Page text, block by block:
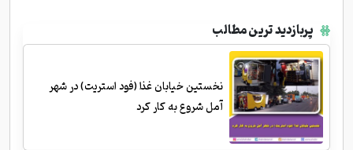
پربازدید ترین مطالب
نخستین خیابان غذا (فود استریت) در شهر
آمل شروع به کار کرد